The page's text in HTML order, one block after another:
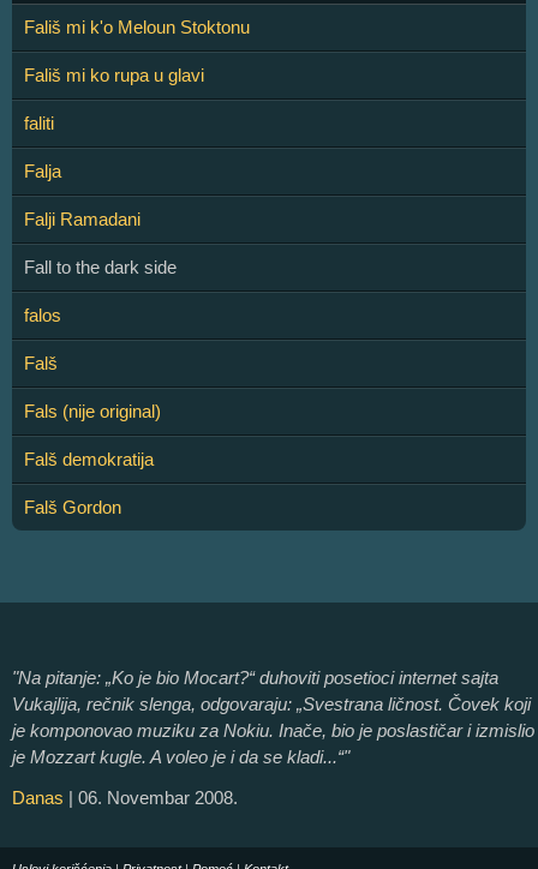
Fališ mi k'o Meloun Stoktonu
Fališ mi ko rupa u glavi
faliti
Falja
Falji Ramadani
Fall to the dark side
falos
Falš
Fals (nije original)
Falš demokratija
Falš Gordon
"Na pitanje: „Ko je bio Mocart?“ duhoviti posetioci internet sajta
Vukajlija, rečnik slenga, odgovaraju: „Svestrana ličnost. Čovek koji
je komponovao muziku za Nokiu. Inače, bio je poslastičar i izmislio
je Mozzart kugle. A voleo je i da se kladi...“"
Danas | 06. Novembar 2008.